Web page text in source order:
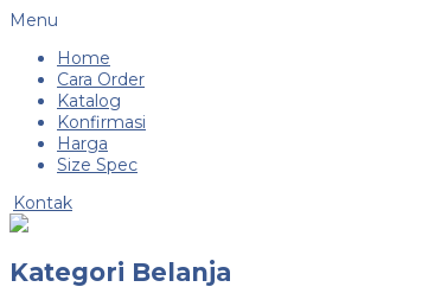
Menu
Home
Cara Order
Katalog
Konfirmasi
Harga
Size Spec
Kontak
Kategori Belanja